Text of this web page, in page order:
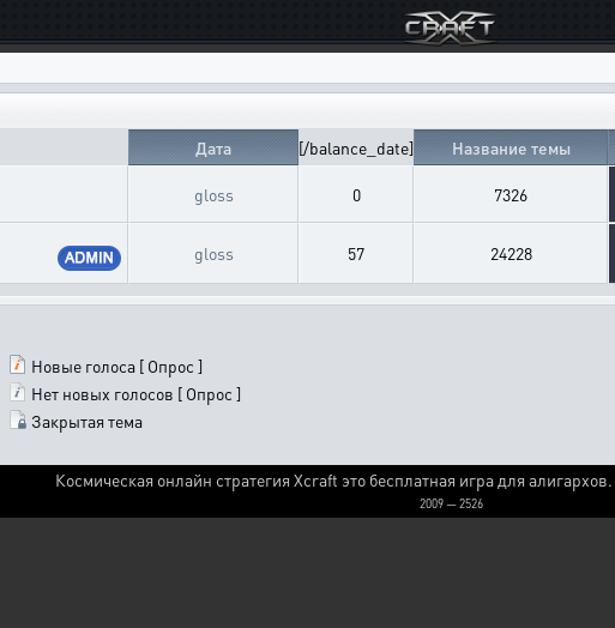
Дата [/balance_date] Название темы
gloss 0 7326
gloss 57 24228
Новые голоса [ Опрос ]
Нет новых голосов [ Опрос ]
Закрытая тема
Космическая онлайн стратегия Xcraft это бесплатная игра для алигархов.
2009 — 2526